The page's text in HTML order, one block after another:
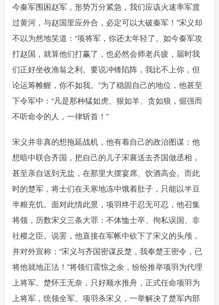
今秦军围困赵军，形势万分紧急，我们应该火速率军渡
过黄河，与赵国里应外合，必定可以大破秦军！”󠄹󠅀󠄪󠄢󠄡󠄦󠄞󠄧󠄣󠄞󠄢󠄡󠄧󠄞󠄩󠄢󠅬󠅅󠅃󠄵󠅂󠄪󠅗󠅥󠅕󠅣󠅤󠅬󠅄󠄹󠄽󠄵󠄪󠄢󠄠󠄢󠄦󠄝󠄠󠄨󠄝󠄠󠄨󠄐󠄡󠄣󠄪󠄣󠄤󠄪󠄡󠄣󠅬󠅨󠅙󠅑󠅟󠅗󠅒󠄞󠅓󠅟󠅝󠄐󠇕󠆠󠅿󠇖󠆄󠆩󠇕󠅿󠆈󠇗󠆭󠆁󠄐󠇗󠅹󠅸󠇖󠆍󠅳󠇖󠅹󠅰󠇖󠆌󠅹宋义却
不以为然地笑道：“项将军，你还太年轻了。如今秦军攻
打赵国，就算他们打赢了，也必然会师老兵疲，届时我
们正好坐收渔翁之利。要说冲锋陷阵，我比不上你，但
论运筹帷幄，你不如我。”󠄹󠅀󠄪󠄢󠄡󠄦󠄞󠄧󠄣󠄞󠄢󠄡󠄧󠄞󠄩󠄢󠅬󠅅󠅃󠄵󠅂󠄪󠅗󠅥󠅕󠅣󠅤󠅬󠅄󠄹󠄽󠄵󠄪󠄢󠄠󠄢󠄦󠄝󠄠󠄨󠄝󠄠󠄨󠄐󠄡󠄣󠄪󠄣󠄤󠄪󠄡󠄣󠅬󠅨󠅙󠅑󠅟󠅗󠅒󠄞󠅓󠅟󠅝󠄐󠇕󠆠󠅿󠇖󠆄󠆩󠇕󠅿󠆈󠇗󠆭󠆁󠄐󠇗󠅹󠅸󠇖󠆍󠅳󠇖󠅹󠅰󠇖󠆌󠅹为了稳固自己的地位，他甚至
下令军中：“凡是那种猛如虎、狠如羊、贪如狼，倔强而
不听命令的人，一律斩首！”󠄹󠅀󠄪󠄢󠄡󠄦󠄞󠄧󠄣󠄞󠄢󠄡󠄧󠄞󠄩󠄢󠅬󠅅󠅃󠄵󠅂󠄪󠅗󠅥󠅕󠅣󠅤󠅬󠅄󠄹󠄽󠄵󠄪󠄢󠄠󠄢󠄦󠄝󠄠󠄨󠄝󠄠󠄨󠄐󠄡󠄣󠄪󠄣󠄤󠄪󠄡󠄣󠅬󠅨󠅙󠅑󠅟󠅗󠅒󠄞󠅓󠅟󠅝󠄐󠇕󠆠󠅿󠇖󠆄󠆩󠇕󠅿󠆈󠇗󠆭󠆁󠄐󠇗󠅹󠅸󠇖󠆍󠅳󠇖󠅹󠅰󠇖󠆌󠅹
宋义并非真的想拖延战机，他有着自己的政治图谋：他
想暗中联合齐国，把自己的儿子宋襄送去齐国做丞相，
甚至亲自送到无盐，在那里大摆宴席、饮酒高会󠄹󠅀󠄪󠄢󠄡󠄦󠄞󠄧󠄣󠄞󠄢󠄡󠄧󠄞󠄩󠄢󠅬󠅅󠅃󠄵󠅂󠄪󠅗󠅥󠅕󠅣󠅤󠅬󠅄󠄹󠄽󠄵󠄪󠄢󠄠󠄢󠄦󠄝󠄠󠄨󠄝󠄠󠄨󠄐󠄡󠄣󠄪󠄣󠄤󠄪󠄡󠄣󠅬󠅨󠅙󠅑󠅟󠅗󠅒󠄞󠅓󠅟󠅝󠄐󠇕󠆠󠅿󠇖󠆄󠆩󠇕󠅿󠆈󠇗󠆭󠆁󠄐󠇗󠅹󠅸󠇖󠆍󠅳󠇖󠅹󠅰󠇖󠆌󠅹。而此
时的楚军，将士们在天寒地冻中饿着肚子，只能以半豆
半粮充饥󠄹󠅀󠄪󠄢󠄡󠄦󠄞󠄧󠄣󠄞󠄢󠄡󠄧󠄞󠄩󠄢󠅬󠅅󠅃󠄵󠅂󠄪󠅗󠅥󠅕󠅣󠅤󠅬󠅄󠄹󠄽󠄵󠄪󠄢󠄠󠄢󠄦󠄝󠄠󠄨󠄝󠄠󠄨󠄐󠄡󠄣󠄪󠄣󠄤󠄪󠄡󠄣󠅬󠅨󠅙󠅑󠅟󠅗󠅒󠄞󠅓󠅟󠅝󠄐󠇕󠆠󠅿󠇖󠆄󠆩󠇕󠅿󠆈󠇗󠆭󠆁󠄐󠇗󠅹󠅸󠇖󠆍󠅳󠇖󠅹󠅰󠇖󠆌󠅹。面对此情此景，项羽终于忍无可忍，他召集
将领，历数宋义三条大罪：不体恤士卒、徇私误国、非
社稷之臣󠄹󠅀󠄪󠄢󠄡󠄦󠄞󠄧󠄣󠄞󠄢󠄡󠄧󠄞󠄩󠄢󠅬󠅅󠅃󠄵󠅂󠄪󠅗󠅥󠅕󠅣󠅤󠅬󠅄󠄹󠄽󠄵󠄪󠄢󠄠󠄢󠄦󠄝󠄠󠄨󠄝󠄠󠄨󠄐󠄡󠄣󠄪󠄣󠄤󠄪󠄡󠄣󠅬󠅨󠅙󠅑󠅟󠅗󠅒󠄞󠅓󠅟󠅝󠄐󠇕󠆠󠅿󠇖󠆄󠆩󠇕󠅿󠆈󠇗󠆭󠆁󠄐󠇗󠅹󠅸󠇖󠆍󠅳󠇖󠅹󠅰󠇖󠆌󠅹。说罢，他直接在军帐中砍下了宋义的头颅，
并对外宣称：“宋义与齐国密谋反楚，我奉楚王密令，已
将他就地正法！”󠄹󠅀󠄪󠄢󠄡󠄦󠄞󠄧󠄣󠄞󠄢󠄡󠄧󠄞󠄩󠄢󠅬󠅅󠅃󠄵󠅂󠄪󠅗󠅥󠅕󠅣󠅤󠅬󠅄󠄹󠄽󠄵󠄪󠄢󠄠󠄢󠄦󠄝󠄠󠄨󠄝󠄠󠄨󠄐󠄡󠄣󠄪󠄣󠄤󠄪󠄡󠄣󠅬󠅨󠅙󠅑󠅟󠅗󠅒󠄞󠅓󠅟󠅝󠄐󠇕󠆠󠅿󠇖󠆄󠆩󠇕󠅿󠆈󠇗󠆭󠆁󠄐󠇗󠅹󠅸󠇖󠆍󠅳󠇖󠅹󠅰󠇖󠆌󠅹将领们震惊之余，纷纷推举项羽为代理
上将军。楚怀王无奈，只好顺水推舟，正式任命项羽为
上将军，统领全军󠄹󠅀󠄪󠄢󠄡󠄦󠄞󠄧󠄣󠄞󠄢󠄡󠄧󠄞󠄩󠄢󠅬󠅅󠅃󠄵󠅂󠄪󠅗󠅥󠅕󠅣󠅤󠅬󠅄󠄹󠄽󠄵󠄪󠄢󠄠󠄢󠄦󠄝󠄠󠄨󠄝󠄠󠄨󠄐󠄡󠄣󠄪󠄣󠄤󠄪󠄡󠄣󠅬󠅨󠅙󠅑󠅟󠅗󠅒󠄞󠅓󠅟󠅝󠄐󠇕󠆠󠅿󠇖󠆄󠆩󠇕󠅿󠆈󠇗󠆭󠆁󠄐󠇗󠅹󠅸󠇖󠆍󠅳󠇖󠅹󠅰󠇖󠆌󠅹。项羽杀宋义，一举解决了楚军内部